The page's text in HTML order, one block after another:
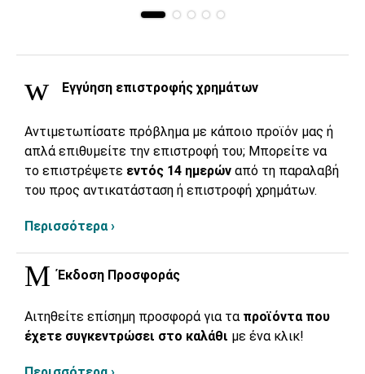
Εγγύηση επιστροφής χρημάτων
Αντιμετωπίσατε πρόβλημα με κάποιο προϊόν μας ή
απλά επιθυμείτε την επιστροφή του; Μπορείτε να
το επιστρέψετε εντός 14 ημερών από τη παραλαβή
του προς αντικατάσταση ή επιστροφή χρημάτων.
Περισσότερα ›
Έκδοση Προσφοράς
Αιτηθείτε επίσημη προσφορά για τα προϊόντα που
έχετε συγκεντρώσει στο καλάθι με ένα κλικ!